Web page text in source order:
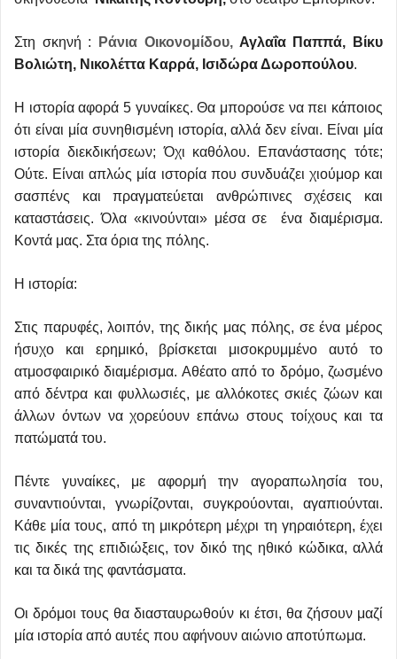
Στη σκηνή : Ράνια Οικονομίδου, Αγλαΐα Παππά, Βίκυ
Βολιώτη, Νικολέττα Καρρά, Ισιδώρα Δωροπούλου.
Η ιστορία αφορά 5 γυναίκες. Θα μπορούσε να πει κάποιος
ότι είναι μία συνηθισμένη ιστορία, αλλά δεν είναι. Είναι μία
ιστορία διεκδικήσεων; Όχι καθόλου. Επανάστασης τότε;
Ούτε. Είναι απλώς μία ιστορία που συνδυάζει χιούμορ και
σασπένς και πραγματεύεται ανθρώπινες σχέσεις και
καταστάσεις. Όλα «κινούνται» μέσα σε ένα διαμέρισμα.
Κοντά μας. Στα όρια της πόλης.
Η ιστορία:
Στις παρυφές, λοιπόν, της δικής μας πόλης, σε ένα μέρος
ήσυχο και ερημικό, βρίσκεται μισοκρυμμένο αυτό το
ατμοσφαιρικό διαμέρισμα. Αθέατο από το δρόμο, ζωσμένο
από δέντρα και φυλλωσιές, με αλλόκοτες σκιές ζώων και
άλλων όντων να χορεύουν επάνω στους τοίχους και τα
πατώματά του.
Πέντε γυναίκες, με αφορμή την αγοραπωλησία του,
συναντιούνται, γνωρίζονται, συγκρούονται, αγαπιούνται.
Κάθε μία τους, από τη μικρότερη μέχρι τη γηραιότερη, έχει
τις δικές της επιδιώξεις, τον δικό της ηθικό κώδικα, αλλά
και τα δικά της φαντάσματα.
Οι δρόμοι τους θα διασταυρωθούν κι έτσι, θα ζήσουν μαζί
μία ιστορία από αυτές που αφήνουν αιώνιο αποτύπωμα.